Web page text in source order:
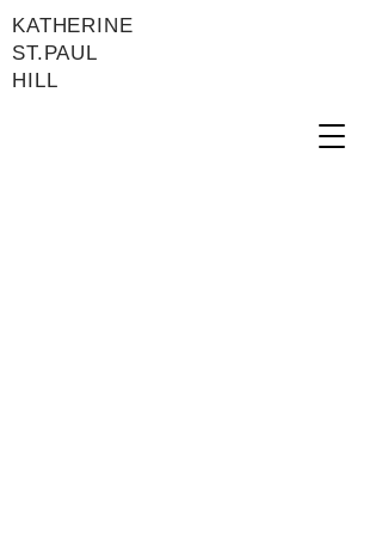
KATHERINE
ST.PAUL
HILL